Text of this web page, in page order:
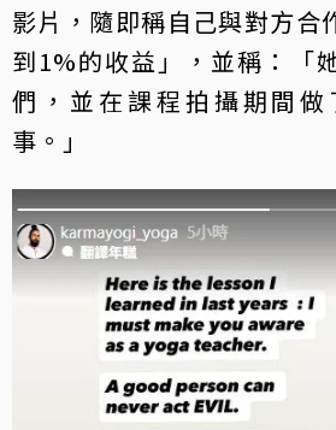
影片，隨即稱自己與對方合
到1%的收益」，並稱：「
們，並在課程拍攝期間
事。」